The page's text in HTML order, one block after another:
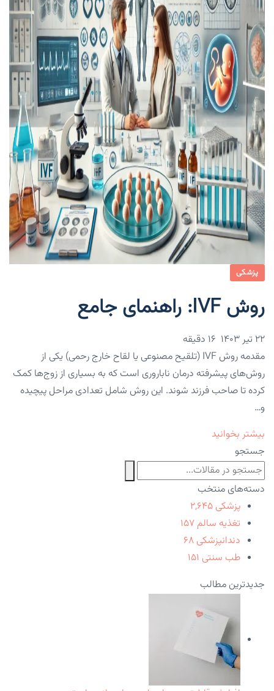
پزشکی
روش IVF: راهنمای جامع
۲۲ تیر ۱۴۰۳
مقدمه روش IVF (تلقیح مصنوعی یا لقاح خارج رحمی) یکی از
روش‌های پیشرفته درمان ناباروری است که به بسیاری از زوج‌ها کمک
کرده تا صاحب فرزند شوند. این روش شامل تعدادی مراحل پیچیده
و…
بیشتر بخوانید
جستجو
دسته‌های منتخب
پزشکی ۲,۶۴۵
تغذیه سالم ۱۵۷
دندانپزشکی ۶۸
طب سنتی ۱۵۱
جدیدترین مطالب